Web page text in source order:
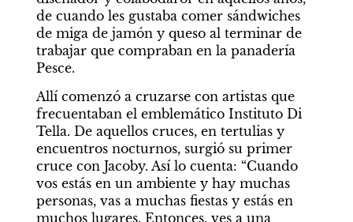
de cuando les gustaba comer sándwiches
de miga de jamón y queso al terminar de
trabajar que compraban en la panadería
Pesce.
Allí comenzó a cruzarse con artistas que
frecuentaban el emblemático Instituto Di
Tella. De aquellos cruces, en tertulias y
encuentros nocturnos, surgió su primer
cruce con Jacoby. Así lo cuenta: “Cuando
vos estás en un ambiente y hay muchas
personas, vas a muchas fiestas y estás en
muchos lugares. Entonces, ves a una